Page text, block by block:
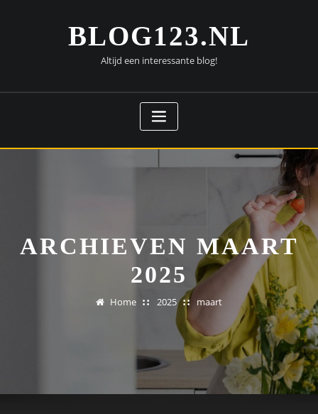
BLOG123.NL
Altijd een interessante blog!
ARCHIEVEN MAART
2025
Home 2025 maart